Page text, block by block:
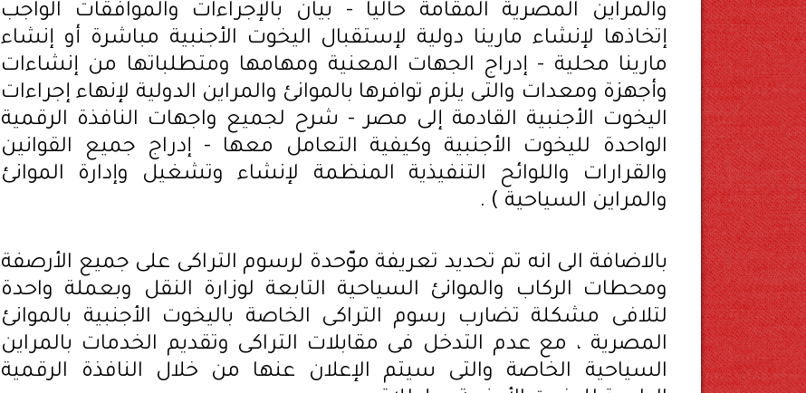
والمراين المصرية المقامة حالياً - بيان بالإجراءات والموافقات الواجب
إتخاذها لإنشاء مارينا دولية لإستقبال اليخوت الأجنبية مباشرة أو إنشاء
مارينا محلية - إدراج الجهات المعنية ومهامها ومتطلباتها من إنشاءات
وأجهزة ومعدات والتى يلزم توافرها بالموانئ والمراين الدولية لإنهاء إجراءات
اليخوت الأجنبية القادمة إلى مصر - شرح لجميع واجهات النافذة الرقمية
الواحدة لليخوت الأجنبية وكيفية التعامل معها - إدراج جميع القوانين
والقرارات واللوائح التنفيذية المنظمة لإنشاء وتشغيل وإدارة الموانئ
والمراين السياحية ) .
بالاضافة الى انه تم تحديد تعريفة موّحدة لرسوم التراكى على جميع الأرصفة
ومحطات الركاب والموانئ السياحية التابعة لوزارة النقل وبعملة واحدة
لتلافى مشكلة تضارب رسوم التراكى الخاصة باليخوت الأجنبية بالموانئ
المصرية ، مع عدم التدخل فى مقابلات التراكى وتقديم الخدمات بالمراين
السياحية الخاصة والتى سيتم الإعلان عنها من خلال النافذة الرقمية